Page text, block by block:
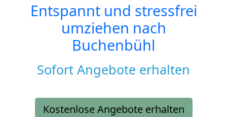
Entspannt und stressfrei
umziehen nach
Buchenbühl
Sofort Angebote erhalten
Kostenlose Angebote erhalten